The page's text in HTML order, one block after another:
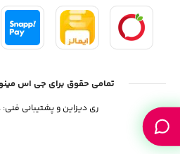
تمامی حقوق برای جی اس
ری دیزاین و پشتیبانی فنی: